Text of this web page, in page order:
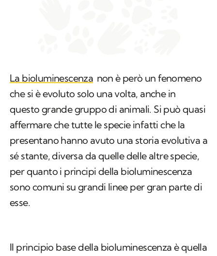
La bioluminescenza non è però un fenomeno
che si è evoluto solo una volta, anche in
questo grande gruppo di animali. Si può quasi
affermare che tutte le specie infatti che la
presentano hanno avuto una storia evolutiva a
sé stante, diversa da quelle delle altre specie,
per quanto i principi della bioluminescenza
sono comuni su grandi linee per gran parte di
esse.
Il principio base della bioluminescenza è quella